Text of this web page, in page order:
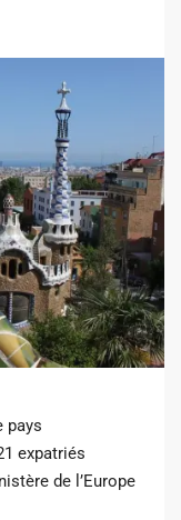
pays
expatriés
de l’Europe